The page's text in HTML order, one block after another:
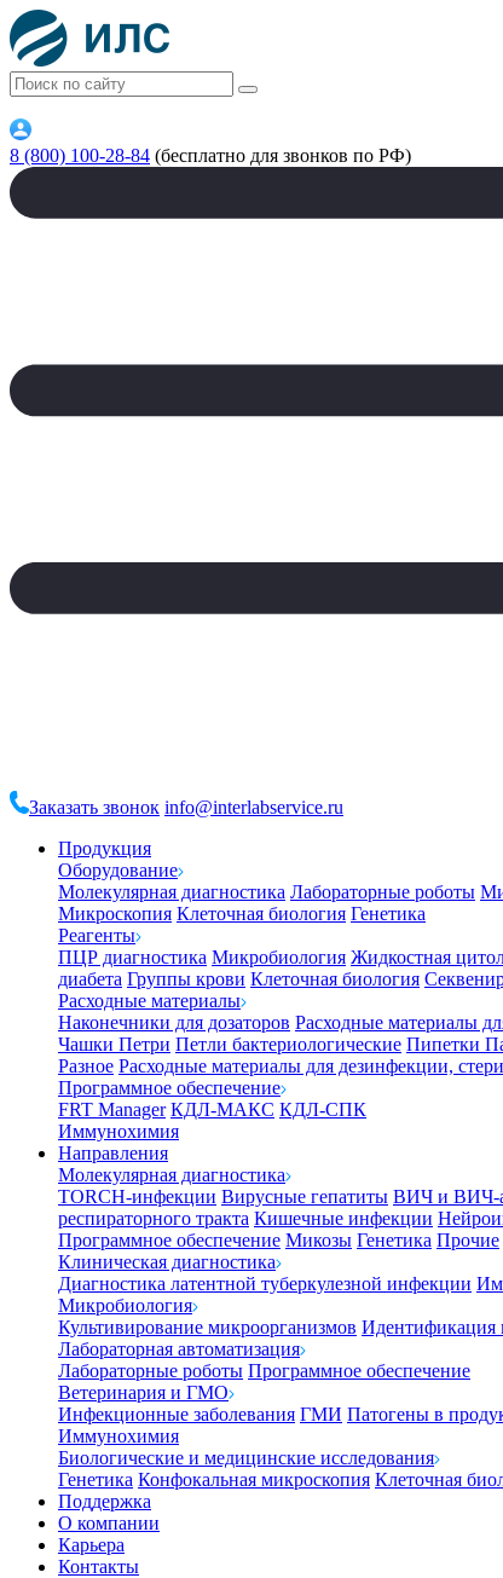
8 (800) 100-28-84 (бесплатно для звонков по РФ)
Заказать звонок info@interlabservice.ru
Продукция
Оборудование
Молекулярная диагностика Лабораторные роботы
Микроскопия Клеточная биология Генетика
Реагенты
ПЦР диагностика Микробиология Жидкостная
диабета Группы крови Клеточная биология
Расходные материалы
Наконечники для дозаторов Расходные материалы
Чашки Петри Петли бактериологические Пипетки
Разное Расходные материалы для дезинфекции,
Программное обеспечение
FRT Manager КДЛ-МАКС КДЛ-СПК
Иммунохимия
Направления
Молекулярная диагностика
TORCH-инфекции Вирусные гепатиты ВИЧ и ВИЧ-
респираторного тракта Кишечные инфекции
Программное обеспечение Микозы Генетика Прочие
Клиническая диагностика
Диагностика латентной туберкулезной инфекции
Микробиология
Культивирование микроорганизмов Идентификация
Лабораторная автоматизация
Лабораторные роботы Программное обеспечение
Ветеринария и ГМО
Инфекционные заболевания ГМИ Патогены в
Иммунохимия
Биологические и медицинские исследования
Генетика Конфокальная микроскопия Клеточная
Поддержка
О компании
Карьера
Контакты